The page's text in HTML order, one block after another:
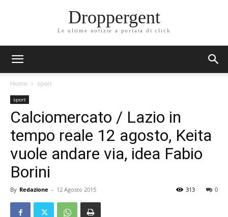
Droppergent
Le ultime notizie a portata di click
Home sport
sport
Calciomercato / Lazio in
tempo reale 12 agosto, Keita
vuole andare via, idea Fabio
Borini
By Redazione - 12 Agosto 2015 0
313